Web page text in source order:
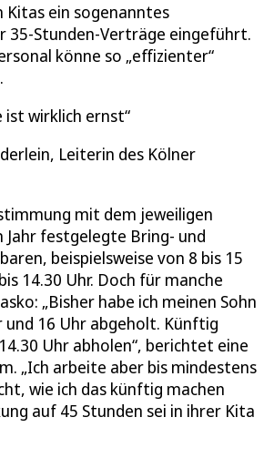
Kitas ein sogenanntes
35-Stunden-Verträge eingeführt.
könne so „effizienter“
ist wirklich ernst
Leiterin des Kölner
mit dem jeweiligen
festgelegte Bring- und
beispielsweise von 8 bis 15
14.30 Uhr. Doch für manche
„Bisher habe ich meinen Sohn
und 16 Uhr abgeholt. Künftig
Uhr abholen“, berichtet eine
„Ich arbeite aber bis mindestens
wie ich das künftig machen
auf 45 Stunden sei in ihrer Kita